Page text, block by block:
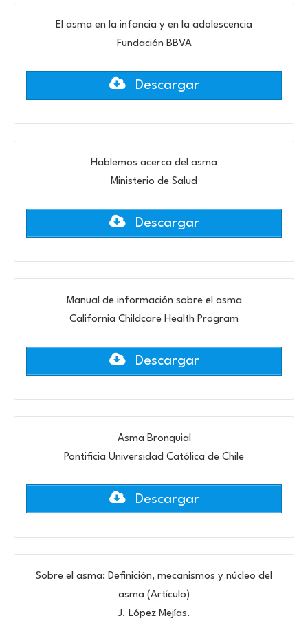
El asma en la infancia y en la adolescencia
Fundación BBVA
Descargar
Hablemos acerca del asma
Ministerio de Salud
Descargar
Manual de información sobre el asma
California Childcare Health Program
Descargar
Asma Bronquial
Pontificia Universidad Católica de Chile
Descargar
Sobre el asma: Definición, mecanismos y núcleo del
asma (Artículo)
J. López Mejías.